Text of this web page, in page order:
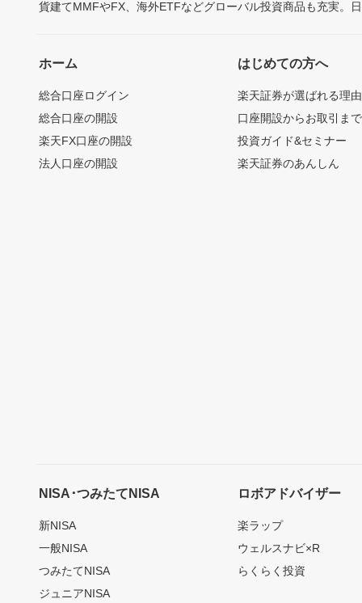
貨建てMMFやFX、海外ETFなどグローバル投資商品も充実。
ホーム
総合口座ログイン
総合口座の開設
楽天FX口座の開設
法人口座の開設
はじめての方へ
楽天証券が選ばれる理由
口座開設からお取引ま
投資ガイド&セミナー
楽天証券のあんしん
NISA･つみたてNISA
新NISA
一般NISA
つみたてNISA
ジュニアNISA
ロボアドバイザー
楽ラップ
ウェルスナビ×R
らくらく投資